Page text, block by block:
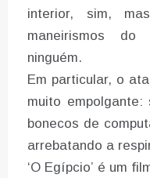
interior, sim,
maneirismos
ninguém.
Em particular, o
muito
bonecos de
arrebatando a
‘O Egípcio’ é um